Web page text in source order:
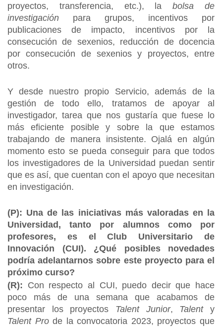
proyectos, transferencia, etc.), labolsa de
investigación para grupos, incentivos por
publicaciones de impacto, incentivos por la
consecución de sexenios, reducción de docencia
por consecución de sexenios y proyectos, entre
otros.
Y desde nuestro propio Servicio, además de la
gestión de todo ello, tratamos de apoyar al
investigador, tarea que nos gustaría que fuese lo
más eficiente posible y sobre la que estamos
trabajando de manera insistente. Ojalá en algún
momento esto se pueda conseguir para que todos
los investigadores de la Universidad puedan sentir
que es así, que cuentan con el apoyo que necesitan
en investigación.
(P): Una de las iniciativas más valoradas en la
Universidad, tanto por alumnos como por
profesores, es el Club Universitario de
Innovación (CUI). ¿Qué posibles novedades
podría adelantarnos sobre este proyecto para el
próximo curso?
(R): Con respecto al CUI, puedo decir que hace
poco más de una semana que acabamos de
presentar los proyectos Talent Junior, Talenty
Talent Prode la convocatoria 2023, proyectos que